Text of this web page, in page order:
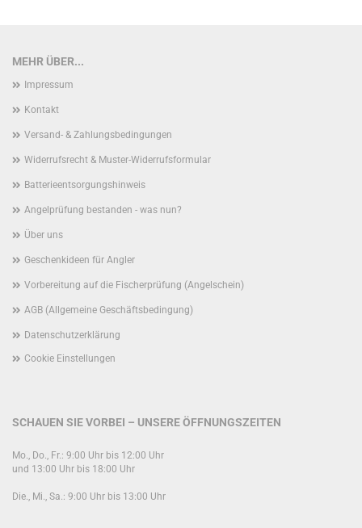
MEHR ÜBER...
Impressum
Kontakt
Versand- & Zahlungsbedingungen
Widerrufsrecht & Muster-Widerrufsformular
Batterieentsorgungshinweis
Angelprüfung bestanden - was nun?
Über uns
Geschenkideen für Angler
Vorbereitung auf die Fischerprüfung (Angelschein)
AGB (Allgemeine Geschäftsbedingung)
Datenschutzerklärung
Cookie Einstellungen
SCHAUEN SIE VORBEI – UNSERE ÖFFNUNGSZEITEN
Mo., Do., Fr.: 9:00 Uhr bis 12:00 Uhr
und 13:00 Uhr bis 18:00 Uhr
Die., Mi., Sa.: 9:00 Uhr bis 13:00 Uhr